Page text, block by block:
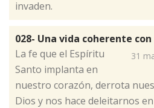
invaden.
028- Una vida coherente
31
​La fe que el Espíritu
Santo implanta en
nuestro corazón, derrota
Dios y nos hace deleitarnos en